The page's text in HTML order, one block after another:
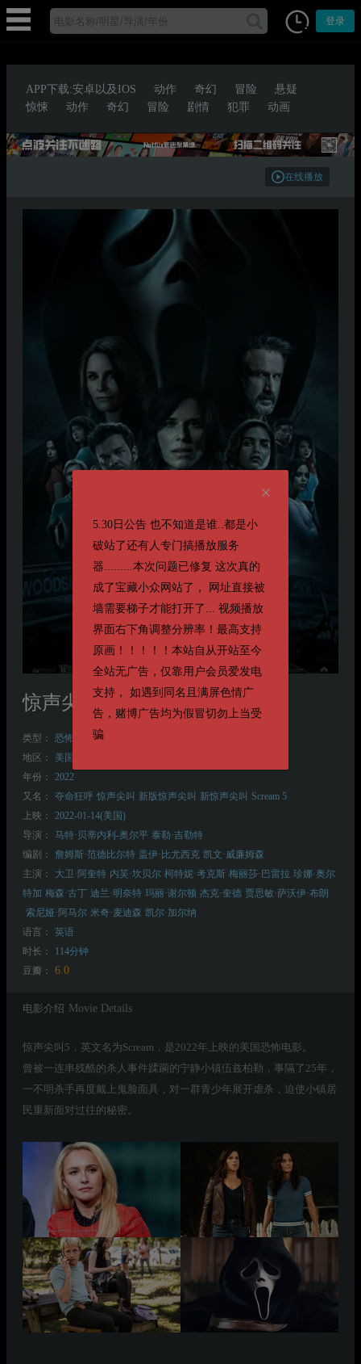
登录
5.30日公告 也不知道是谁..都是小
破站了还有人专门搞播放服务
器.........本次问题已修复 这次真的
成了宝藏小众网站了， 网址直接被
墙需要梯子才能打开了... 视频播放
界面右下角调整分辨率！最高支持
原画！！！！！本站自从开站至今
全站无广告，仅靠用户会员爱发电
支持， 如遇到同名且满屏色情广
告，赌博广告均为假冒切勿上当受
骗
APP下载:安卓以及IOS 动作 奇幻 冒险
悬疑
惊悚
动作 奇幻 冒险 剧情 犯罪 动画
在线播放
惊声尖叫5 Scream
类型： 恐怖
惊悚
地区：
美国
年份：
2022
又名：
夺命狂呼 惊声尖叫 新版惊声尖叫 新惊声尖叫 Scream 5
上映：
2022-01-14(美国)
导演：
马特·贝蒂内利-奥尔平 泰勒·吉勒特
编剧：
詹姆斯·范德比尔特 盖伊·比尤西克 凯文·威廉姆森
主演：
大卫·阿奎特 内芙·坎贝尔 柯特妮·考克斯 梅丽莎·巴雷拉 珍娜·奥尔
特加 梅森·古丁 迪兰·明奈特 玛丽·谢尔顿 杰克·奎德 贾思敏·萨沃伊·布朗
索尼娅·阿马尔 米奇·麦迪森 凯尔·加尔纳
语言：
英语
时长：
114分钟
豆瓣：
6.0
电影介绍 Movie Details
惊声尖叫5，英文名为Scream，是2022年上映的美国恐怖电影。
曾被一连串残酷的杀人事件蹂躏的宁静小镇伍兹柏勒，事隔了25年，
一不明杀手再度戴上鬼脸面具，对一群青少年展开虐杀，迫使小镇居
民重新面对过往的秘密。